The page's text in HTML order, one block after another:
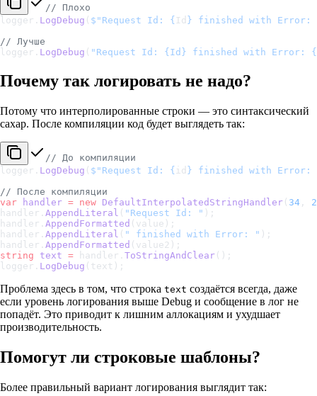
// Плохо
logger. LogDebug ( $"Request Id: { Id } finished with Error:
// Лучше
logger. LogDebug ( "Request Id: {Id} finished with Error:
Почему так логировать не надо?
Потому что интерполированные строки — это синтаксический
сахар. После компиляции код будет выглядеть так:
// До компиляции
logger. LogDebug ( $"Request Id: { id } finished with Error:
// После компиляции
var handler = new DefaultInterpolatedStringHandler ( 34 , 2
handler. AppendLiteral ( "Request Id: " );
handler. AppendFormatted (value);
handler. AppendLiteral ( " finished with Error: " );
handler. AppendFormatted (value2);
string text = handler. ToStringAndClear ();
logger. LogDebug (text);
Проблема здесь в том, что строка text создаётся всегда, даже
если уровень логирования выше Debug и сообщение в лог не
попадёт. Это приводит к лишним аллокациям и ухудшает
производительность.
Помогут ли строковые шаблоны?
Более правильный вариант логирования выглядит так: